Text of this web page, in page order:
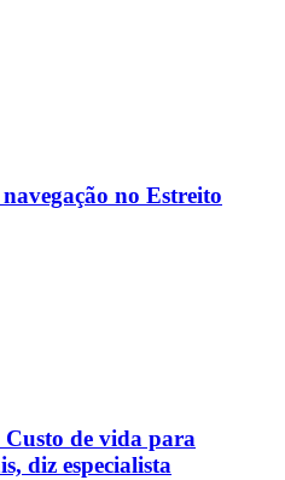
no Estreito
de vida para
diz especialista